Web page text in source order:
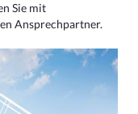
Sie mit
Ansprechpartner.